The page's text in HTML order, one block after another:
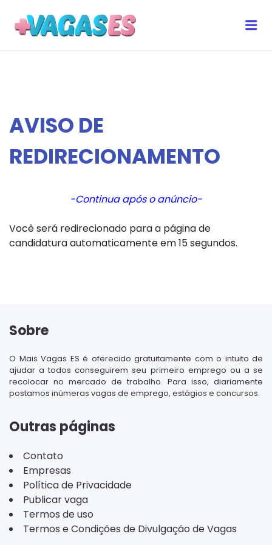
AVISO DE
REDIRECIONAMENTO
-Continua após o anúncio-
Você será redirecionado para a página de
candidatura automaticamente em 15 segundos.
Sobre
O Mais Vagas ES é oferecido gratuitamente com o intuito de
ajudar a todos conseguirem seu primeiro emprego ou a se
recolocar no mercado de trabalho. Para isso, diariamente
postamos inúmeras vagas de emprego, estágios e concursos.
Outras páginas
Contato
Empresas
Política de Privacidade
Publicar vaga
Termos de uso
Termos e Condições de Divulgação de Vagas